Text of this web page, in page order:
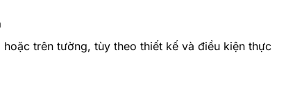
trên tường, tùy theo thiết kế và điều kiện thực